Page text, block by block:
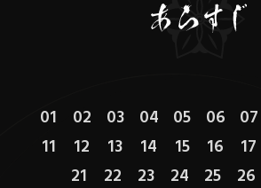
01 02 03 04 05 06 07
11
12 13 14 15 16 17
21
22 23 24 25 26